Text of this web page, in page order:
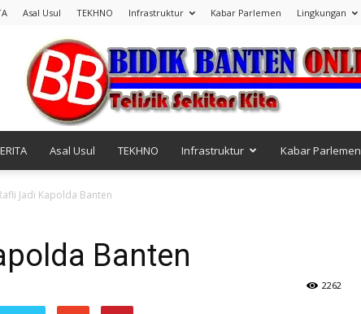
Asal Usul TEKHNO Infrastruktur Kabar Parlemen Lingkungan
Asal Usul TEKHNO Infrastruktur Kabar Parlemen
Jadi Kapolda Banten
Banten
2262